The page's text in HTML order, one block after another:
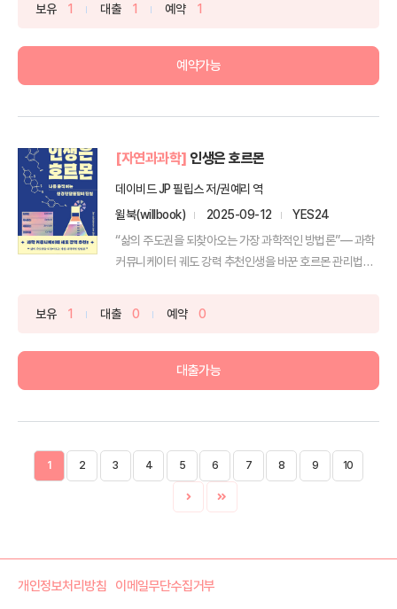
보유 1 대출 1 예약 1
예약가능
[자연과과학] 인생은 호르몬
데이비드 JP 필립스 저/권예리 역
윌북(willbook)
2025-09-12
YES24
“삶의 주도권을 되찾아오는 가장 과학적인 방법론”― 과학
커뮤니케이터 궤도 강력 추천인생을 바꾼 호르몬 관리법으
보유 1 대출 0 예약 0
대출가능
1 2 3 4 5 6 7 8 9 10
개인정보처리방침 이메일무단수집거부